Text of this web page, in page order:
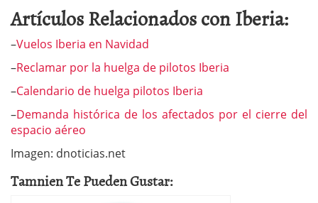
Artículos Relacionados con Iberia:
–Vuelos Iberia en Navidad
–Reclamar por la huelga de pilotos Iberia
–Calendario de huelga pilotos Iberia
–Demanda histórica de los afectados por el cierre del
espacio aéreo
Imagen: dnoticias.net
Tamnien Te Pueden Gustar: